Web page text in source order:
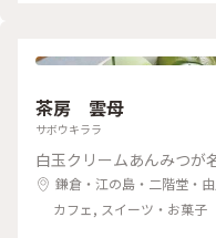
茶房 雲母
サボウキララ
白玉クリームあんみつが
鎌倉・江の島・二階堂・
カフェ, スイーツ・お菓子